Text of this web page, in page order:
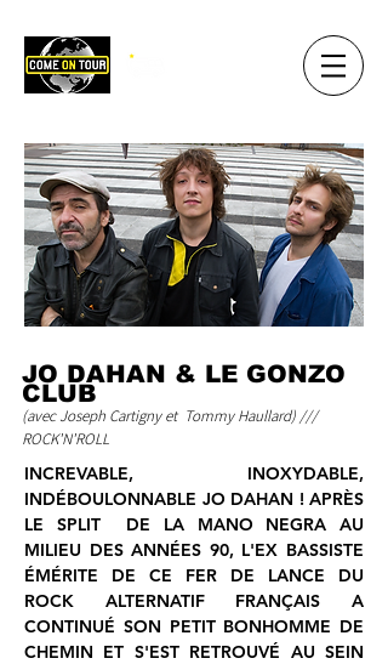
JO DAHAN & LE GONZO
CLUB
(avec Joseph Cartigny et Tommy Haullard) ///
ROCK'N'ROLL
INCREVABLE, INOXYDABLE,
INDÉBOULONNABLE JO DAHAN ! APRÈS
LE SPLIT DE LA MANO NEGRA AU
MILIEU DES ANNÉES 90, L'EX BASSISTE
ÉMÉRITE DE CE FER DE LANCE DU
ROCK ALTERNATIF FRANÇAIS A
CONTINUÉ SON PETIT BONHOMME DE
CHEMIN ET S'EST RETROUVÉ AU SEIN